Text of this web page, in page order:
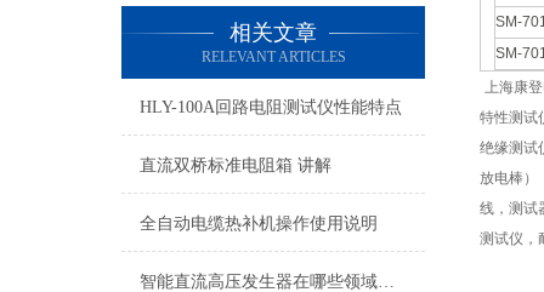
相关文章
RELEVANT ARTICLES
HLY-100A回路电阻测试仪性能特点
直流双桥标准电阻箱 讲解
全自动电缆热补机操作使用说明
智能直流高压发生器在哪些领域有广泛的应用？
SM-
SM-
上海康
特性测试
绝缘测试
放电棒）
线，测试
测试仪，